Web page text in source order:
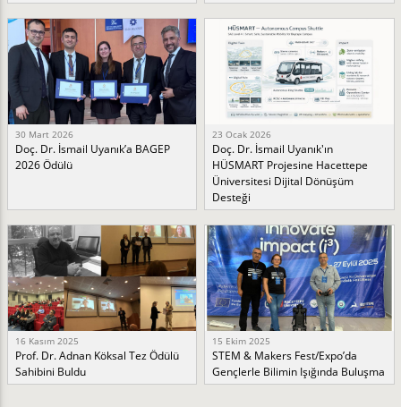
30 Mart 2026
Doç. Dr. İsmail Uyanık’a BAGEP
2026 Ödülü
23 Ocak 2026
Doç. Dr. İsmail Uyanık'ın
HÜSMART Projesine Hacettepe
Üniversitesi Dijital Dönüşüm
Desteği
16 Kasım 2025
Prof. Dr. Adnan Köksal Tez Ödülü
Sahibini Buldu
15 Ekim 2025
STEM & Makers Fest/Expo’da
Gençlerle Bilimin Işığında Buluşma